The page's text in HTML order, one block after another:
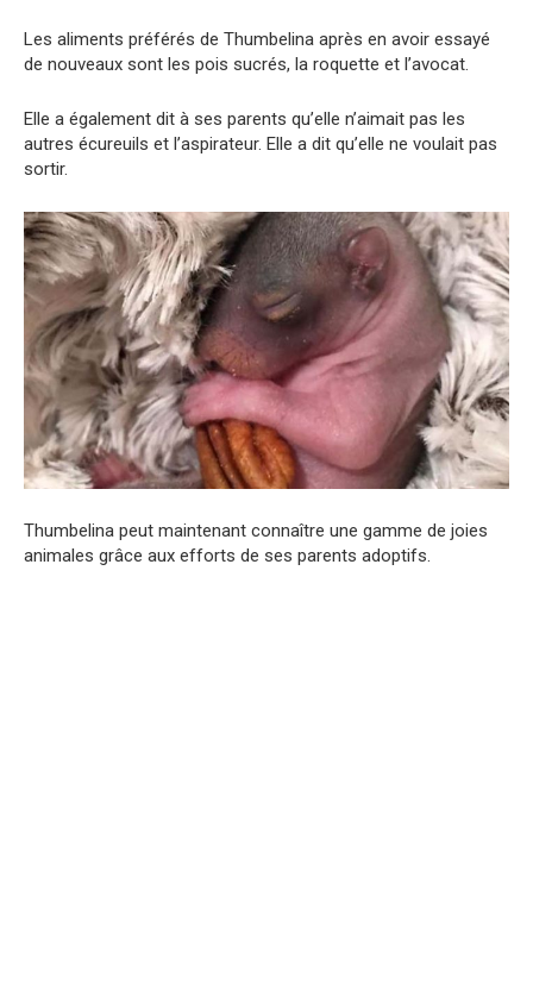
Les aliments préférés de Thumbelina après en avoir essayé
de nouveaux sont les pois sucrés, la roquette et l’avocat.
Elle a également dit à ses parents qu’elle n’aimait pas les
autres écureuils et l’aspirateur. Elle a dit qu’elle ne voulait pas
sortir.
Thumbelina peut maintenant connaître une gamme de joies
animales grâce aux efforts de ses parents adoptifs.